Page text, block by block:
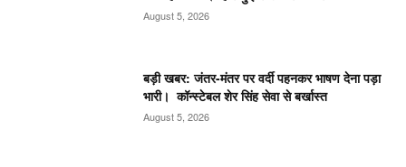
August 5, 2026
बड़ी खबर: जंतर-मंतर पर वर्दी पहनकर भाषण देना पड़ा
भारी। कॉन्स्टेबल शेर सिंह सेवा से बर्खास्त
August 5, 2026